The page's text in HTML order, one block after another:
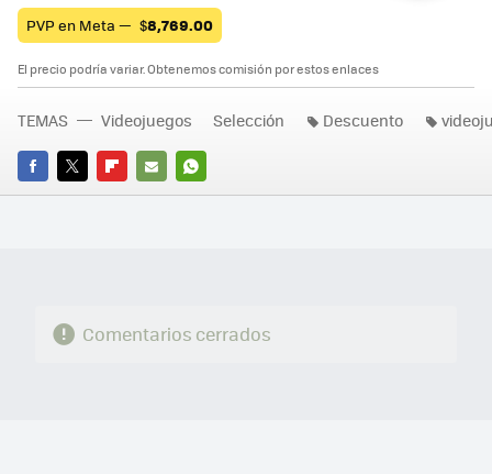
PVP en Meta — $8,769.00
El precio podría variar. Obtenemos comisión por estos enlaces
FACEBOOK
TWITTERFLIPBOARD
E-
WHATSAPP
TEMAS Videojuegos Selección Descuento
Comentarios cerrados